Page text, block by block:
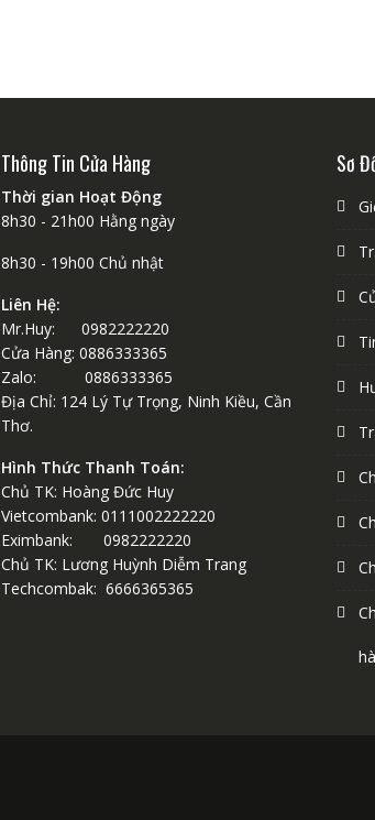
Thông Tin Cửa Hàng
Thời gian Hoạt Động
8h30 - 21h00 Hằng ngày
8h30 - 19h00 Chủ nhật
Liên Hệ:
Mr.Huy: 0982222220
Cửa Hàng: 0886333365
Zalo: 0886333365
Địa Chỉ: 124 Lý Tự Trọng, Ninh Kiều, Cần
Thơ.
Hình Thức Thanh Toán:
Chủ TK: Hoàng Đức Huy
Vietcombank: 0111002222220
Eximbank: 0982222220
Chủ TK: Lương Huỳnh Diễm Trang
Techcombak: 6666365365
Sơ